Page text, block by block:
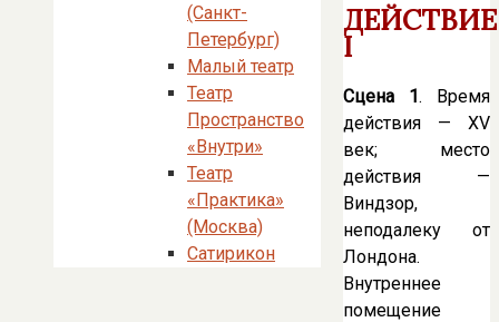
ДЕЙСТВИЕ
I
Сцена 1. Время
действия — XV
век; место
действия —
Виндзор,
неподалеку от
Лондона.
Внутреннее
помещение
(Санкт-
Петербург)
Малый театр
Театр
Пространство
«Внутри»
Театр
«Практика»
(Москва)
Сатирикон